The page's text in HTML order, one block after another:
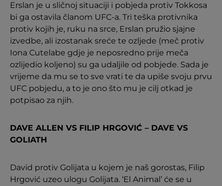
Erslan je u sličnoj situaciji i pobjeda protiv Tokkosa
bi ga ostavila članom UFC-a. Tri teška protivnika
protiv kojih je, ruku na srce, Erslan pružio sjajne
izvedbe, ali izostanak sreće te ozljede (meč protiv
Iona Cutelabe gdje je neposredno prije meča
ozlijedio koljeno) su ga udaljile od pobjede. Sada je
vrijeme da mu se to sve vrati te da upiše svoju prvu
UFC pobjedu, a to je ono što mu je cilj otkad je
potpisao za njih.
DAVE ALLEN VS FILIP HRGOVIĆ – DAVE VS
GOLIATH
David protiv Golijata u kojem je naš gorostas, Filip
Hrgović uzeo ulogu Golijata. ‘El Animal’ će se u